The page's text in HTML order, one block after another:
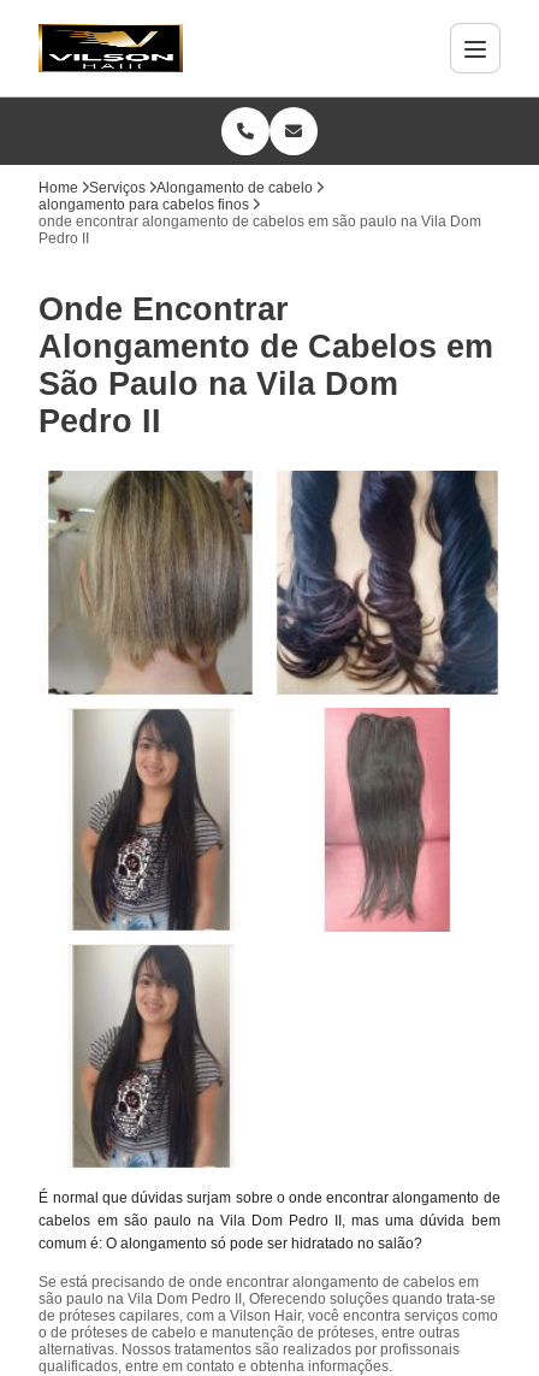
Home Serviços
Alongamento de cabelo
alongamento para cabelos finos
onde encontrar alongamento de cabelos em são paulo na Vila Dom
Pedro II
Onde Encontrar
Alongamento de Cabelos em
São Paulo na Vila Dom
Pedro II
É normal que dúvidas surjam sobre o onde encontrar alongamento de
cabelos em são paulo na Vila Dom Pedro II, mas uma dúvida bem
comum é: O alongamento só pode ser hidratado no salão?
Se está precisando de onde encontrar alongamento de cabelos em
são paulo na Vila Dom Pedro II, Oferecendo soluções quando trata-se
de próteses capilares, com a Vilson Hair, você encontra serviços como
o de próteses de cabelo e manutenção de próteses, entre outras
alternativas. Nossos tratamentos são realizados por profissonais
qualificados, entre em contato e obtenha informações.